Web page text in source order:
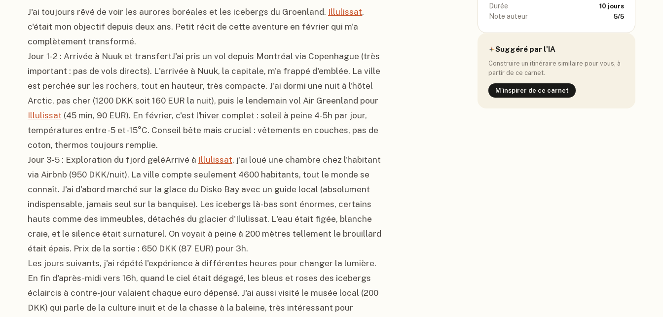
J'ai toujours rêvé de voir les aurores boréales et les icebergs du Groenland. Illulissat,
c'était mon objectif depuis deux ans. Petit récit de cette aventure en février qui m'a
complètement transformé.
Jour 1-2 : Arrivée à Nuuk et transfertJ'ai pris un vol depuis Montréal via Copenhague (très
important : pas de vols directs). L'arrivée à Nuuk, la capitale, m'a frappé d'emblée. La ville
est perchée sur les rochers, tout en hauteur, très compacte. J'ai dormi une nuit à l'hôtel
Illulissat (45 min, 90 EUR). En février, c'est l'hiver complet : soleil à peine 4-5h par jour,
températures entre -5 et -15°C. Conseil bête mais crucial : vêtements en couches, pas de
coton, thermos toujours remplie.
Jour 3-5 : Exploration du fjord geléArrivé à Illulissat, j'ai loué une chambre chez l'habitant
via Airbnb (950 DKK/nuit). La ville compte seulement 4600 habitants, tout le monde se
connaît. J'ai d'abord marché sur la glace du Disko Bay avec un guide local (absolument
indispensable, jamais seul sur la banquise). Les icebergs là-bas sont énormes, certains
hauts comme des immeubles, détachés du glacier d'Ilulissat. L'eau était figée, blanche
craie, et le silence était surnaturel. On voyait à peine à 200 mètres tellement le brouillard
était épais. Prix de la sortie : 650 DKK (87 EUR) pour 3h.
Les jours suivants, j'ai répété l'expérience à différentes heures pour changer la lumière.
En fin d'après-midi vers 16h, quand le ciel était dégagé, les bleus et roses des icebergs
éclaircis à contre-jour valaient chaque euro dépensé. J'ai aussi visité le musée local (200
DKK) qui parle de la culture inuit et de la chasse à la baleine, très intéressant pour
Durée 10 jours
Note auteur 5/5
Suggéré par l'IA
Construire un itinéraire similaire pour vous, à
partir de ce carnet.
M'inspirer de ce carnet